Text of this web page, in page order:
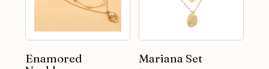
Enamored
Mariana Set